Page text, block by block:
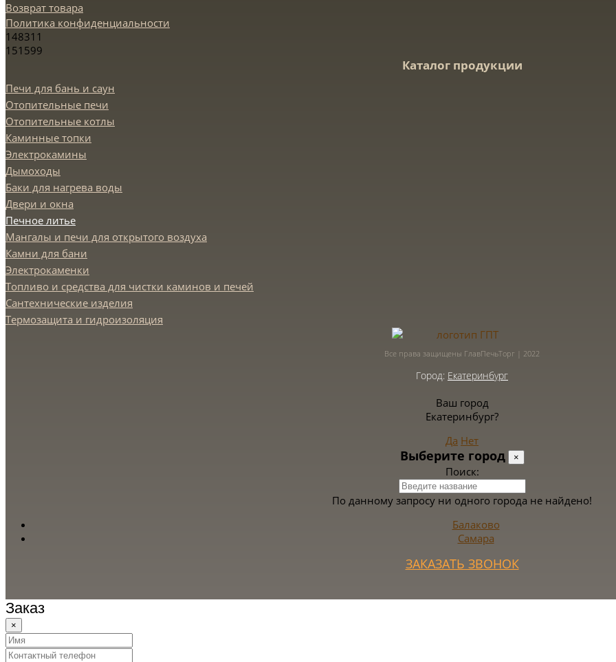
Возврат товара
Политика конфиденциальности
148311
151599
Каталог продукции
Печи для бань и саун
Отопительные печи
Отопительные котлы
Каминные топки
Электрокамины
Дымоходы
Баки для нагрева воды
Двери и окна
Печное литье
Мангалы и печи для открытого воздуха
Камни для бани
Электрокаменки
Топливо и средства для чистки каминов и печей
Сантехнические изделия
Термозащита и гидроизоляция
Все права защищены ГлавПечьТорг | 2022
Город: Екатеринбург
Ваш город
Екатеринбург?
Да Нет
Выберите город ×
Поиск:
По данному запросу ни одного города не найдено!
Балаково
Самара
ЗАКАЗАТЬ ЗВОНОК
Заказ
×